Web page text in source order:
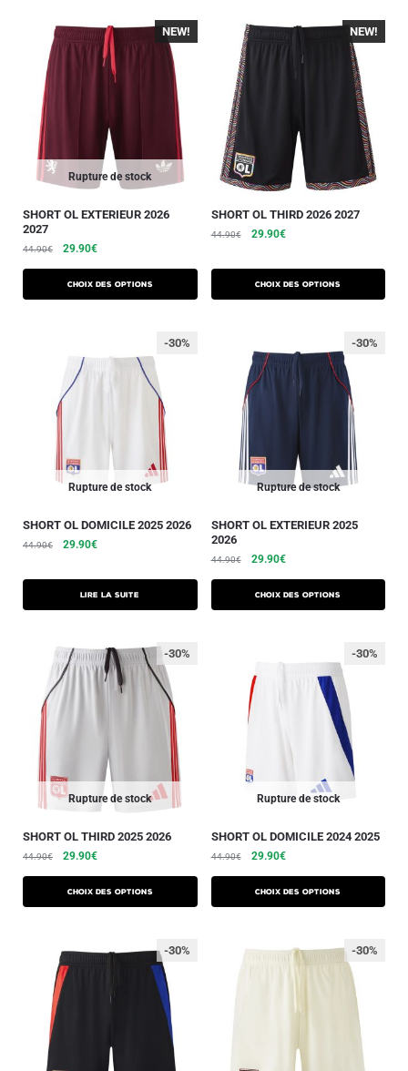
Rupture de stock
NEW!
SHORT OL EXTERIEUR 2026
2027
44.90€ 29.90€
Choix des options
NEW!
SHORT OL THIRD 2026 2027
44.90€ 29.90€
Choix des options
Rupture de stock
-30%
SHORT OL DOMICILE 2025 2026
44.90€ 29.90€
Lire la suite
Rupture de stock
-30%
SHORT OL EXTERIEUR 2025
2026
44.90€ 29.90€
Choix des options
Rupture de stock
-30%
SHORT OL THIRD 2025 2026
44.90€ 29.90€
Choix des options
Rupture de stock
-30%
SHORT OL DOMICILE 2024 2025
44.90€ 29.90€
Choix des options
-30% -30%